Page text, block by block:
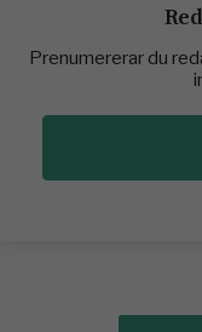
Prenumererar du